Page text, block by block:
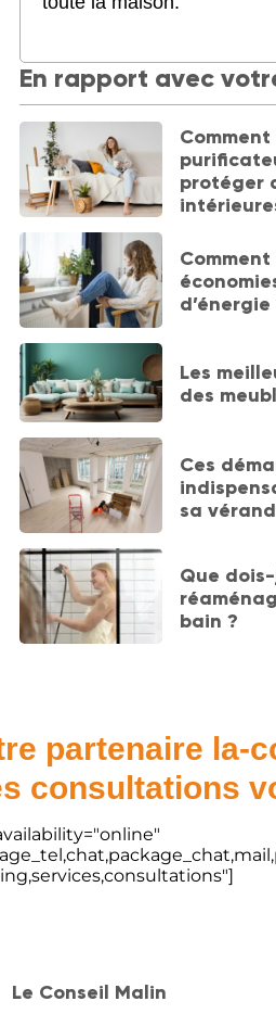
En rapport avec
protéger
d’énergie
Les
des
Ces
sa
Que
bain ?
partenaire la-
consultations
Le Conseil Malin